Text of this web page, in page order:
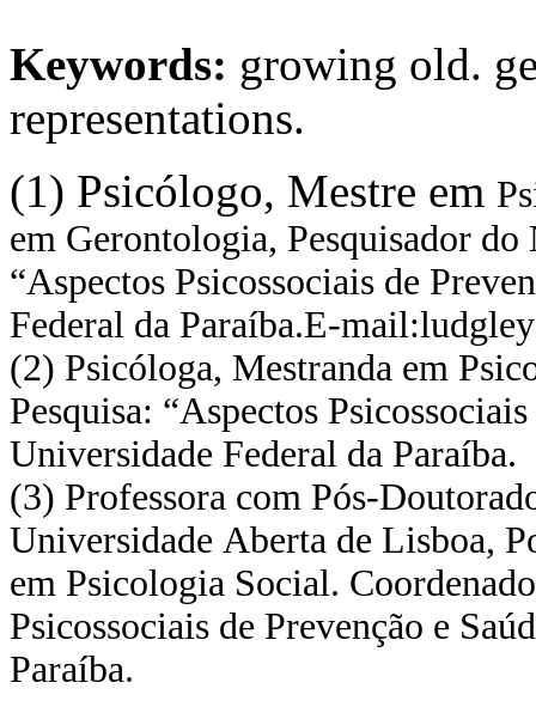
Keywords: growing old.
representations.
(1) Psicólogo, Mestre em
em Gerontologia, Pesquisador do
“Aspectos Psicossociais de
Federal da Paraíba.E-mail:
(2) Psicóloga, Mestranda em
Pesquisa: “Aspectos Psicossociais
Universidade Federal da Paraíba.
(3) Professora com Pós-
Universidade Aberta de Lisboa,
em Psicologia Social.
Psicossociais de Prevenção e
Paraíba.